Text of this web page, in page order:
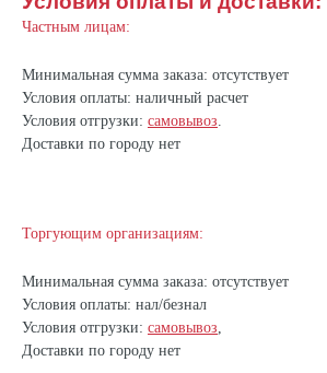
Частным лицам:
Минимальная сумма заказа: отсутствует
Условия оплаты: наличный расчет
Условия отгрузки: самовывоз.
Доставки по городу нет
Торгующим организациям:
Минимальная сумма заказа: отсутствует
Условия оплаты: нал/безнал
Условия отгрузки: самовывоз,
Доставки по городу нет